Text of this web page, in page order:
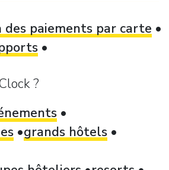
paiements par carte
?
grands hôtels